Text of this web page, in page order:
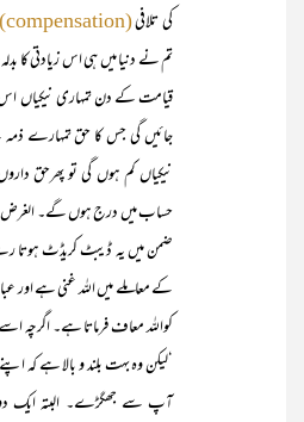
کی تلافی(compensation)
تم نے دنیا میں ہی اس زیادتی کا
قیامت کے دن تمہاری نیکیاں
جائیں گی جس کا حق تمہارے ذمہ
نیکیاں کم ہوں گی تو پھرحق
حساب میں درج ہوں گے۔ الغرض
ضمن میں یہ ڈیبٹ کریڈٹ ہوتا
کے معاملے میں اللہ غنی ہے اور
کواللہ معاف فرماتا ہے۔ اگرچہ
‘لیکن وہ بہت بلند و بالا ہے
آپ سے جھگڑے۔ البتہ ایک